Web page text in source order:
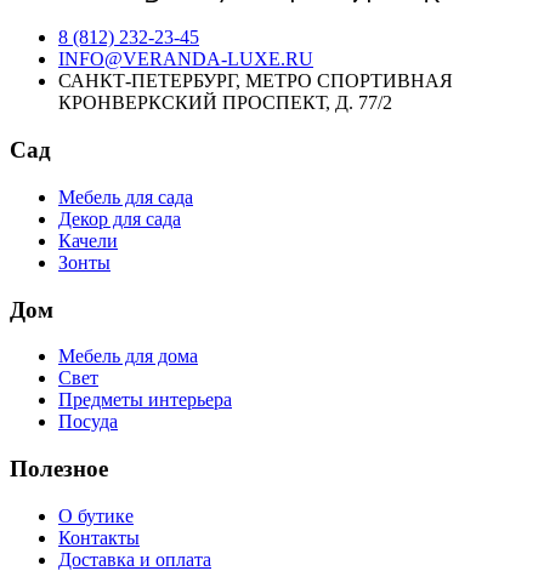
8 (812) 232-23-45
INFO@VERANDA-LUXE.RU
САНКТ-ПЕТЕРБУРГ, МЕТРО СПОРТИВНАЯ
КРОНВЕРКСКИЙ ПРОСПЕКТ, Д. 77/2
Сад
Мебель для сада
Декор для сада
Качели
Зонты
Дом
Мебель для дома
Свет
Предметы интерьера
Посуда
Полезное
О бутике
Контакты
Доставка и оплата